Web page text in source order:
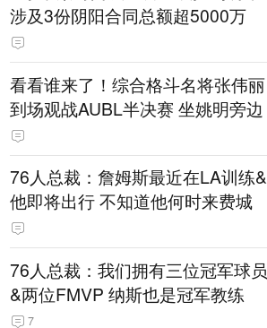
涉及3份阴阳合同总额超5000万
看看谁来了！综合格斗名将张伟丽
到场观战AUBL半决赛 坐姚明旁边
76人总裁：詹姆斯最近在LA训练&
他即将出行 不知道他何时来费城
76人总裁：我们拥有三位冠军球员
&两位FMVP 纳斯也是冠军教练
7